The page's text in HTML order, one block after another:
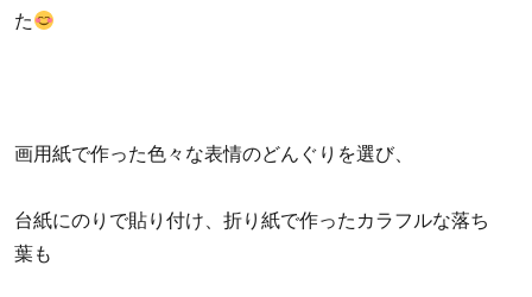
た
画用紙で作った色々な表情のどんぐりを選び、
台紙にのりで貼り付け、折り紙で作ったカラフルな落ち
葉も